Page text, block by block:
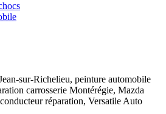
sur-Richelieu, peinture automobile
carrosserie Montérégie, Mazda
réparation, Versatile Auto